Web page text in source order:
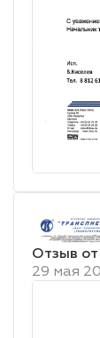
Отзыв
29 мая